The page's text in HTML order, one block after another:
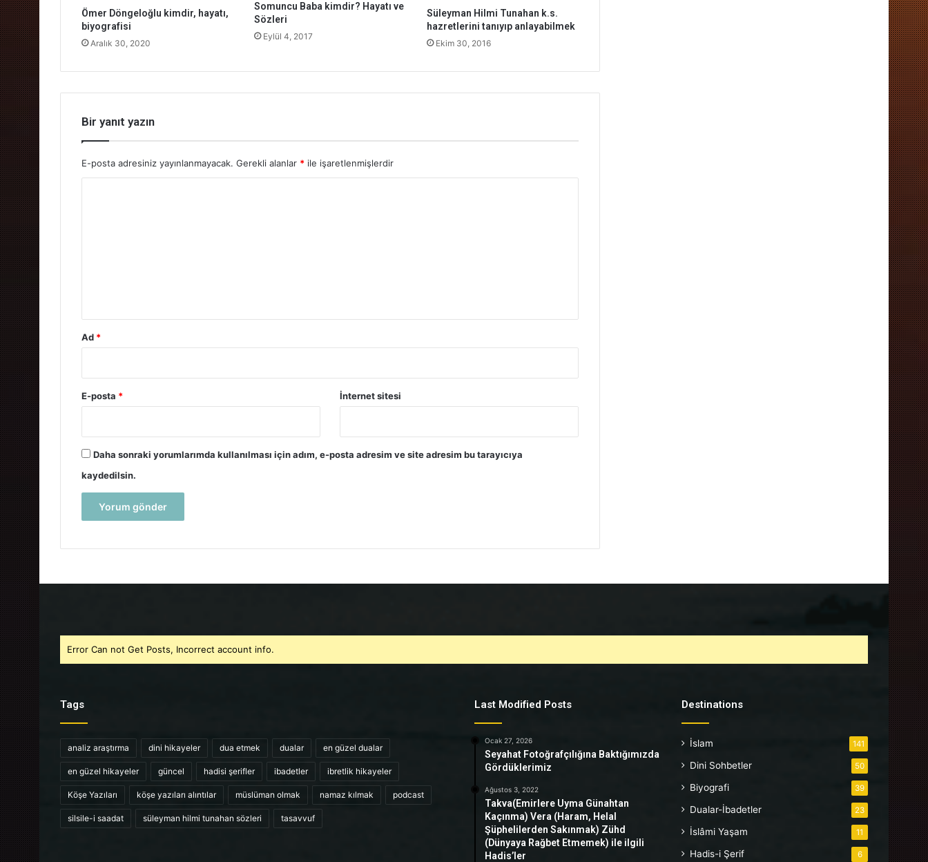
Ömer Döngeloğlu kimdir, hayatı,
biyografisi
Aralık 30, 2020
Somuncu Baba kimdir? Hayatı ve
Sözleri
Eylül 4, 2017
Süleyman Hilmi Tunahan k.s.
hazretlerini tanıyıp anlayabilmek
Ekim 30, 2016
Bir yanıt yazın
E-posta adresiniz yayınlanmayacak. Gerekli alanlar * ile işaretlenmişlerdir
Ad *
E-posta * İnternet sitesi
Daha sonraki yorumlarımda kullanılması için adım, e-posta adresim ve site adresim bu tarayıcıya
kaydedilsin.
Error Can not Get Posts, Incorrect account info.
Tags
analiz araştırma dini hikayeler dua etmek dualar en güzel dualar
en güzel hikayeler güncel hadisi şerifler ibadetler ibretlik hikayeler
Köşe Yazıları köşe yazıları alıntılar müslüman olmak namaz kılmak podcast
silsile-i saadat süleyman hilmi tunahan sözleri tasavvuf
Last Modified Posts
Ocak 27, 2026
Seyahat Fotoğrafçılığına Baktığımızda
Gördüklerimiz
Ağustos 3, 2022
Takva(Emirlere Uyma Günahtan
Kaçınma) Vera (Haram, Helal
Şüphelilerden Sakınmak) Zühd
(Dünyaya Rağbet Etmemek) ile ilgili
Hadis’ler
Destinations
İslam 141
Dini Sohbetler 50
Biyografi 39
Dualar-İbadetler 23
İslâmi Yaşam 11
Hadis-i Şerif 6